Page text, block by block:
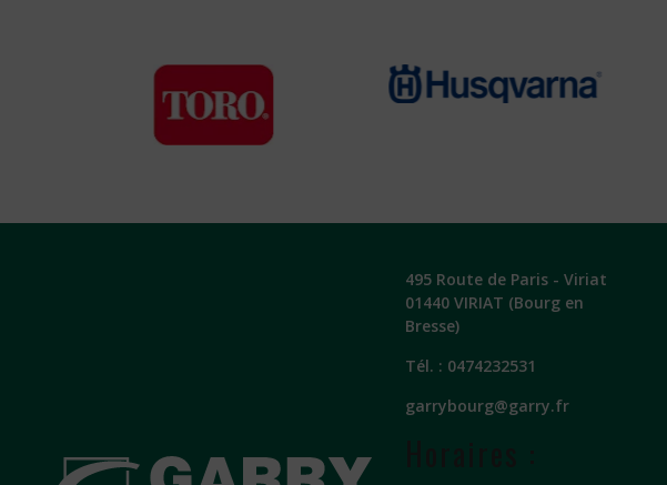
495 Route de Paris - Viriat
01440 VIRIAT (Bourg en
Bresse)
Tél. : 0474232531
garrybourg@garry.fr